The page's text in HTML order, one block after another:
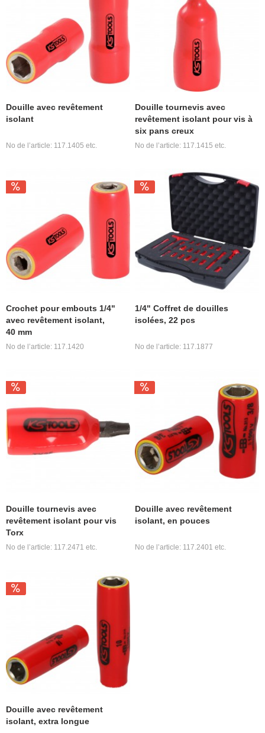
Douille avec revêtement
isolant
No de l’article: 117.1405 etc.
Douille tournevis avec
revêtement isolant pour vis à
six pans creux
No de l’article: 117.1415 etc.
Crochet pour embouts 1/4"
avec revêtement isolant,
40 mm
No de l’article: 117.1420
1/4" Coffret de douilles
isolées, 22 pcs
No de l’article: 117.1877
Douille tournevis avec
revêtement isolant pour vis
Torx
No de l’article: 117.2471 etc.
Douille avec revêtement
isolant, en pouces
No de l’article: 117.2401 etc.
Douille avec revêtement
isolant, extra longue